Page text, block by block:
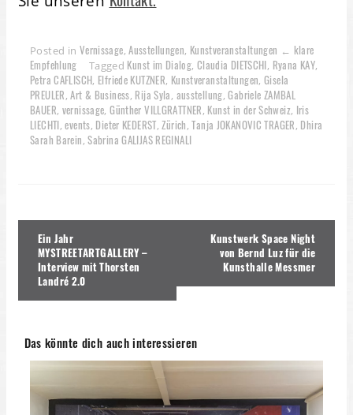
Posted in Vernissage,Ausstellungen, Kunstveranstaltungen ← klare
Empfehlung
Tagged Kunst im Dialog, Claudia DIETSCHI, Ryana KAY,
Petra CAFLISCH, Elfriede KUTZNER, Kunstveranstaltungen, Gisela
PREULER,Art & Business, Rija Syla, ausstellung,Gabriele ZAMBAL
BAUER, vernissage,Günther VILLGRATTNER, Kunst in der Schweiz, Iris
LIECHTI,events, Dieter KEDERST,Zürich,Tanja JOKANOVIC TRAGER, Dhira
Sarah Barein,Sabrina GALIJAS REGINALI
Beitragsnavigation
Ein Jahr
MYSTREETARTGALLERY –
Interview mit Thorsten
Landré 2.0
Kunstwerk Space Night
von Bernd Luz für die
Kunsthalle Messmer
Das könnte dich auch interessieren